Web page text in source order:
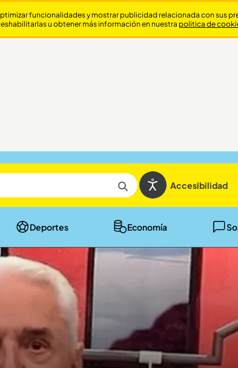
Accesibilidad
Deportes Economía
funcionalidades y mostrar publicidad relacionada con sus
u obtener más información en nuestra politica de